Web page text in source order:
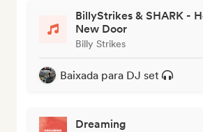
BillyStrikes & SHARK -
New Door
Billy Strikes
Baixada para DJ set
Dreaming